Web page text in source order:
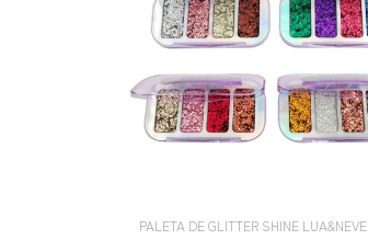
PALETA DE GLITTER SHINE LUA&NEVE